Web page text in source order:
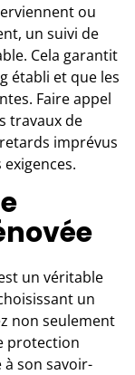
ou
un suivi de
Cela garantit
établi et que les
Faire appel
travaux de
imprévus
un véritable
un
non seulement
protection
son savoir-